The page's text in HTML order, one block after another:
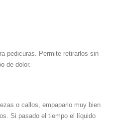
pedicuras. Permite retirarlos sin
de dolor.
o callos, empaparlo muy bien
Si pasado el tiempo el líquido